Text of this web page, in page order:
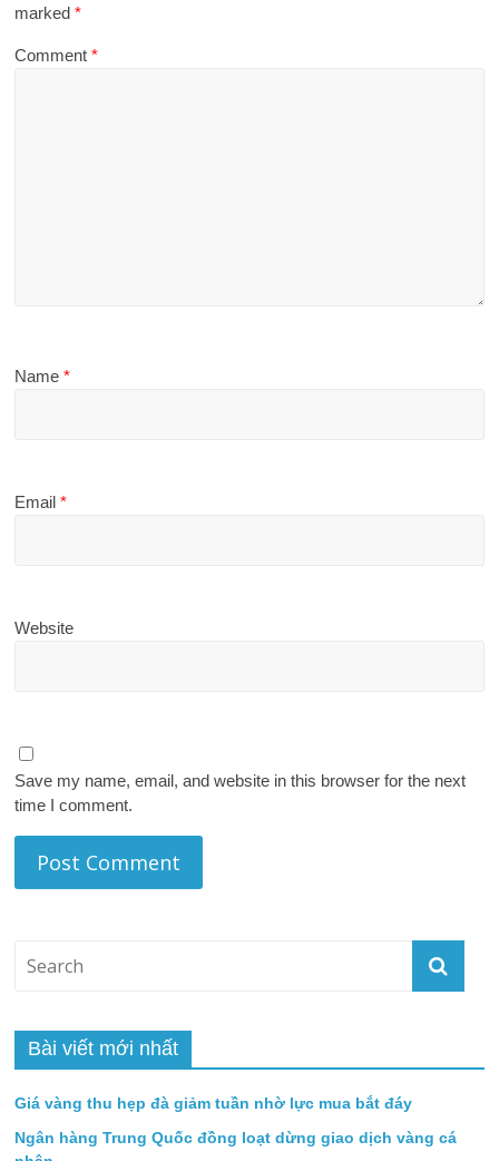
marked*
Comment*
Name*
Email*
Website
Save my name, email, and website in this browser for the next
time I comment.
Bài viết mới nhất
Giá vàng thu hẹp đà giảm tuần nhờ lực mua bắt đáy
Ngân hàng Trung Quốc đồng loạt dừng giao dịch vàng cá